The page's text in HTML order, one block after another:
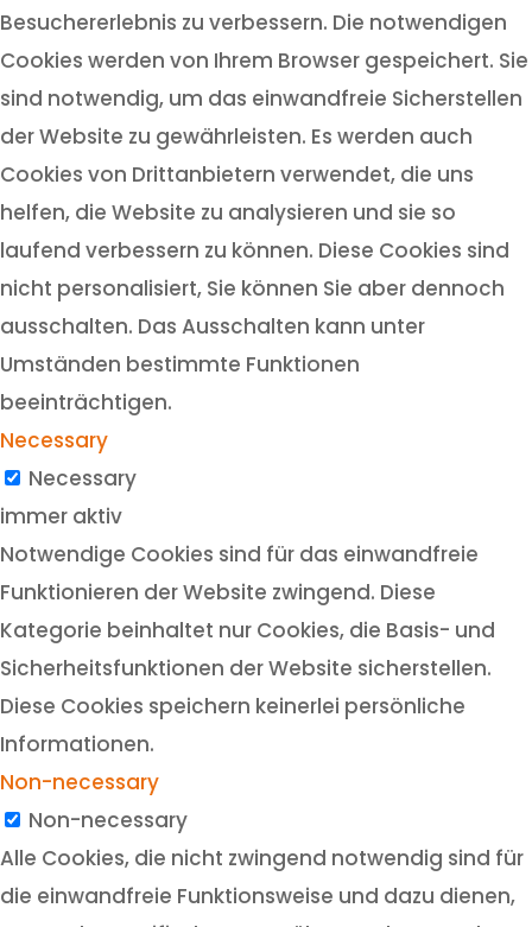
Besuchererlebnis zu verbessern. Die notwendigen
Cookies werden von Ihrem Browser gespeichert. Sie
sind notwendig, um das einwandfreie Sicherstellen
der Website zu gewährleisten. Es werden auch
Cookies von Drittanbietern verwendet, die uns
helfen, die Website zu analysieren und sie so
laufend verbessern zu können. Diese Cookies sind
nicht personalisiert, Sie können Sie aber dennoch
ausschalten. Das Ausschalten kann unter
Umständen bestimmte Funktionen
beeinträchtigen.
Necessary
Necessary
immer aktiv
Notwendige Cookies sind für das einwandfreie
Funktionieren der Website zwingend. Diese
Kategorie beinhaltet nur Cookies, die Basis- und
Sicherheitsfunktionen der Website sicherstellen.
Diese Cookies speichern keinerlei persönliche
Informationen.
Non-necessary
Non-necessary
Alle Cookies, die nicht zwingend notwendig sind für
die einwandfreie Funktionsweise und dazu dienen,